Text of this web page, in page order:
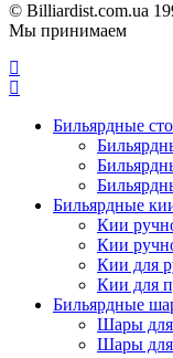
© Billiardist.com.ua
Мы принимаем
Бильярдные
Бильярдные
Кии
Кии
Кии для
Кии для
Бильярдные
Шары для
Шары для